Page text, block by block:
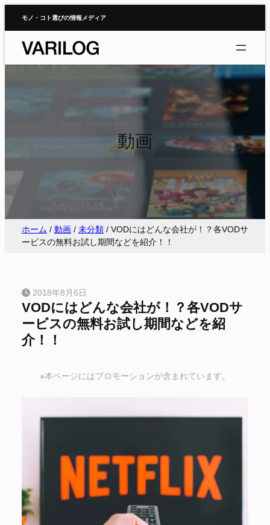
モノ・コト選びの情報メディア
動画
ホーム / 動画 / 未分類 / VODにはどんな会社が！？各VODサ
ービスの無料お試し期間などを紹介！！
2018年8月6日
VODにはどんな会社が！？各VODサ
ービスの無料お試し期間などを紹
介！！
※本ページにはプロモーションが含まれています。